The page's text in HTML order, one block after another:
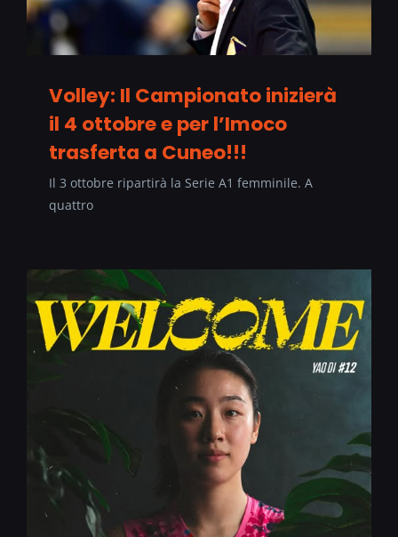
Volley: Il Campionato inizierà
il 4 ottobre e per l’Imoco
trasferta a Cuneo!!!
Il 3 ottobre ripartirà la Serie A1 femminile. A
quattro